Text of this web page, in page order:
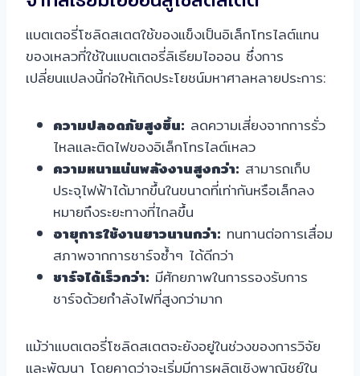
แบตเตอรี่โซลิดสเตตใช้ของแข็งเป็นอิเล็กโทรไลต์แทน
ของเหลวที่ใช้ในแบตเตอรี่ลิเธียมไอออน ซึ่งการ
เปลี่ยนแปลงนี้ก่อให้เกิดประโยชน์มหาศาลหลายประการ:
ความปลอดภัยสูงขึ้น: ลดความเสี่ยงจากการรั่ว
ไหลและติดไฟของอิเล็กโทรไลต์เหลว
ความหนาแน่นพลังงานสูงกว่า: สามารถเก็บ
ประจุไฟฟ้าได้มากขึ้นในขนาดที่เท่ากันหรือเล็กลง
หมายถึงระยะทางที่ไกลขึ้น
อายุการใช้งานยาวนานกว่า: ทนทานต่อการเสื่อม
สภาพจากการชาร์จซ้ำๆ ได้ดีกว่า
ชาร์จได้เร็วกว่า: มีศักยภาพในการรองรับการ
ชาร์จด้วยกำลังไฟที่สูงกว่ามาก
แม้ว่าแบตเตอรี่โซลิดสเตตจะยังอยู่ในช่วงของการวิจัย
และพัฒนา โดยคาดว่าจะเริ่มมีการผลิตเชิงพาณิชย์ใน